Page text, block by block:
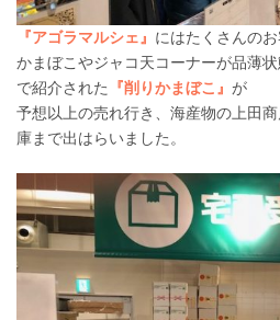
『アゴラマルシェ』 にはたくさんのお
かまぼこやジャコ天コーナーが品薄
で紹介された
『削りかまぼこ』 が
予想以上の売れ行き、海産物の上田
庫まで出はらいました。